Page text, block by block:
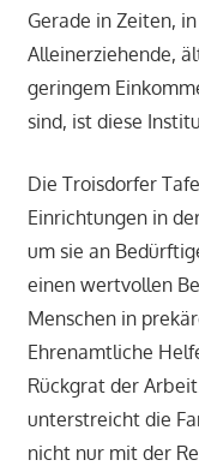
Gerade in Zeiten,
Alleinerziehende,
geringem
sind, ist diese
Die Troisdorfer
Einrichtungen in
um sie an
einen wertvollen
Menschen in
Ehrenamtliche
Rückgrat der
unterstreicht die
nicht nur mit der